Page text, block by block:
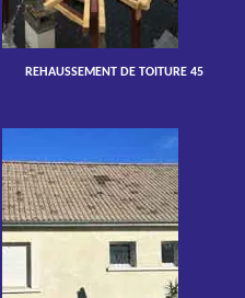
REHAUSSEMENT DE TOITURE 45